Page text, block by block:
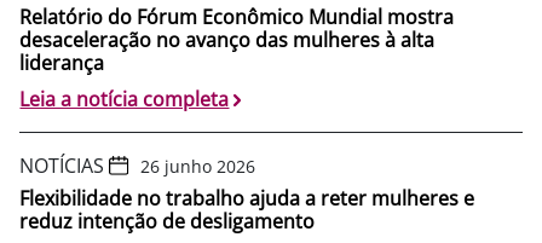
Relatório do Fórum Econômico Mundial mostra
desaceleração no avanço das mulheres à alta
liderança
Leia a notícia completa
NOTÍCIAS 26 junho 2026
Flexibilidade no trabalho ajuda a reter mulheres e
reduz intenção de desligamento